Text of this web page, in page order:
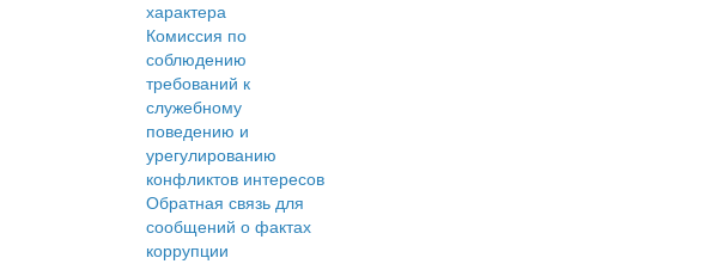
характера
Комиссия по
соблюдению
требований к
служебному
поведению и
урегулированию
конфликтов интересов
Обратная связь для
сообщений о фактах
коррупции